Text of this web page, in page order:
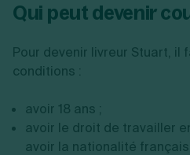
Qui peut devenir
Pour devenir livreur Stuart, il
conditions :
avoir 18 ans ;
avoir le droit de travailler
avoir la nationalité